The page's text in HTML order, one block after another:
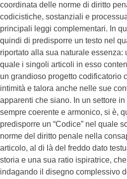
coordinata delle norme di diritto
codicistiche, sostanziali e
principali leggi complementari. In
quindi di predisporre un testo nel
riportato alla sua naturale essenza:
quale i singoli articoli in esso
un grandioso progetto codificatorio
intimità e talora anche nelle sue
apparenti che siano. In un settore
sempre coerente e armonico, si è,
predisporre un “Codice” nel quale
norme del diritto penale nella
articolo, al di là del freddo dato
storia e una sua ratio ispiratrice,
indagando il disegno complessivo